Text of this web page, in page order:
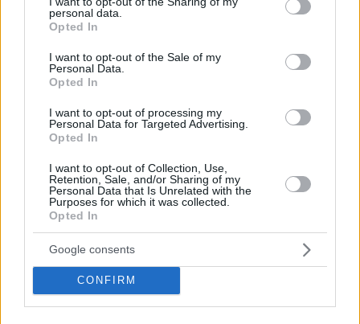
grant or deny consent to Google and its third-party tags to
use your data for below specified purposes in below Google
consent section.
personal data.
Opted In
I want to opt-out of the Sale of my
Personal Data.
Opted In
I want to opt-out of processing my
Personal Data for Targeted Advertising.
Opted In
I want to opt-out of Collection, Use,
Retention, Sale, and/or Sharing of my
Personal Data that Is Unrelated with the
Purposes for which it was collected.
Opted In
Google consents
CONFIRM
sind zwar wichtig, aber ihre Wirkung ist begrenzt. Dem Trend
liegen tiefgreifende kulturelle und soziale Veränderungen
zugrunde.
Junge Menschen entscheiden sich dafür, später Kinder zu
bekommen, und oft weniger, als sie selbst für ideal halten.
unsichere Zukunftsperspektive spielen dabei eine Rolle. Das
Kinderkriegen wird so immer mehr zu einer bewussten – aber
häufig aufgeschobenen – Entscheidung. Über die
will, haben wir hierberichtet.
Langfristige Folgen
über die Bevölkerungszahlen hinaus. Die Nachhaltigkeit der
Rentensysteme, das Funktionieren des Gesundheitswesens
und das Wirtschaftswachstum könnten gefährdet sein.
Darüber hinaus hat die Alterung der Gesellschaft auch